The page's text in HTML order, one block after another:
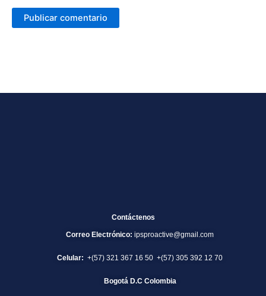
Contáctenos
Correo Electrónico: ipsproactive@gmail.com
Celular: +(57) 321 367 16 50 +(57) 305 392 12 70
Bogotá D.C Colombia